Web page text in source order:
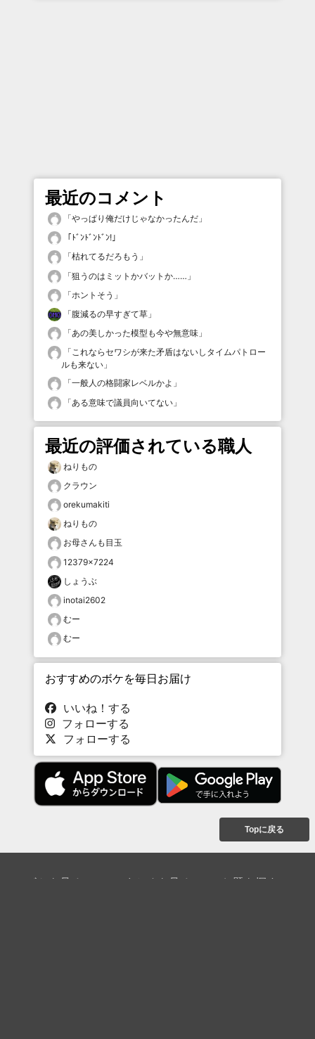
最近のコメント
「やっぱり俺だけじゃなかったんだ 」
「 ﾄﾞﾝﾄﾞﾝﾄﾞﾝ! 」
「枯れてるだろもう 」
「狙うのはミットかバットか…… 」
「ホントそう 」
「腹減るの早すぎて草 」
「あの美しかった模型も今や無意味 」
「これならセワシが来た矛盾はないしタイムパトロー
ルも来ない 」
「一般人の格闘家レベルかよ 」
「ある意味で議員向いてない 」
最近の評価されている職人
ねりもの
クラウン
orekumakiti
ねりもの
お母さんも目玉
12379×7224
しょうぶ
inotai2602
むー
むー
おすすめのボケを毎日お届け
いいね！する
フォローする
フォローする
Topに戻る
ボケを見る まとめを見る お題を探す